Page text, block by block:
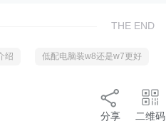
THE END
绍 低配电脑装w8还是w7更好
分享 二维码